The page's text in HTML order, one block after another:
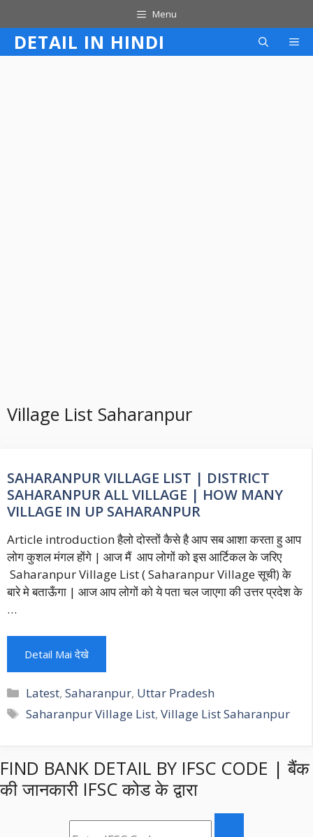
to
content
Menu
DETAIL IN HINDI
Village List Saharanpur
SAHARANPUR VILLAGE LIST | DISTRICT
SAHARANPUR ALL VILLAGE | HOW MANY
VILLAGE IN UP SAHARANPUR
Article introduction हैलो दोस्तों कैसे है आप सब आशा करता हु आप
लोग कुशल मंगल होंगे | आज मैं आप लोगों को इस आर्टिकल के जरिए
Saharanpur Village List ( Saharanpur Village सूची) के
बारे मे बताऊँगा | आज आप लोगों को ये पता चल जाएगा की उत्तर प्रदेश के
…
Detail Mai देखे
Categories
Latest,Saharanpur, Uttar Pradesh
Tags
Saharanpur Village List,Village List Saharanpur
FIND BANK DETAIL BY IFSC CODE | बैंक
की जानकारी IFSC कोड के द्वारा